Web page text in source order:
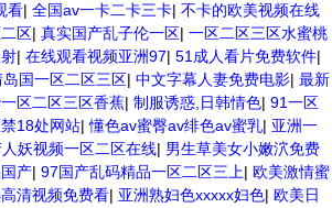
看| 全国av一卡二卡三卡| 不卡的欧美视频在线
区| 真实国产乱子伦一区| 一区二区三区水蜜桃
| 在线观看视频亚洲97| 51成人看片免费软件|
岛国一区二区三区| 中文字幕人妻免费电影| 最新
区二区三区香蕉| 制服诱惑,日韩情色| 91一区
18处网站|懂色av蜜臀av绯色av蜜乳| 亚洲一
妖视频一区二区在线| 男生草美女小嫩泬免费
产| 97国产乱码精品一区二区三上| 欧美激情蜜
清视频免费看| 亚洲熟妇色xxxxx妇色| 欧美日